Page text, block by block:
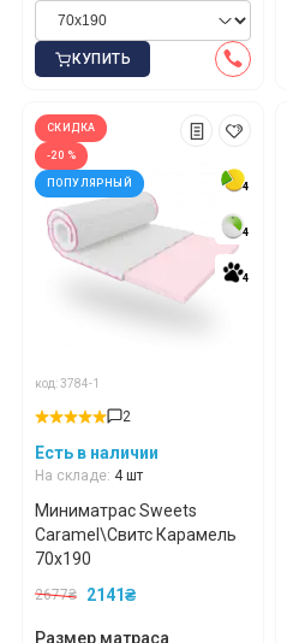
КУПИТЬ
4
4
4
СКИДКА
-20 %
ПОПУЛЯРНЫЙ
код: 3784-1
2
Есть в наличии
На складе: 4 шт
4
4
4
Миниматрас Sweets
Caramel\Свитс Карамель
70x190
2677₴ 2141₴
Размер матраса